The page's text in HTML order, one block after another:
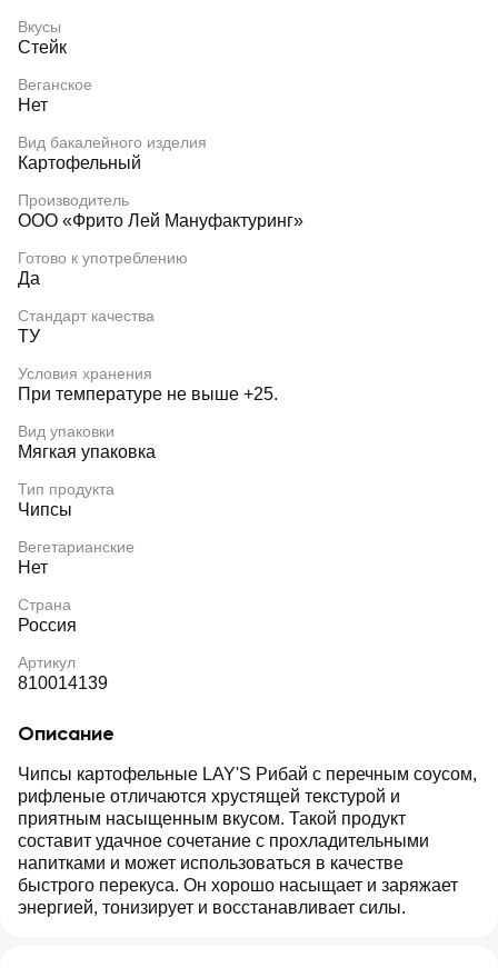
Вкусы
Стейк
Веганское
Нет
Вид бакалейного изделия
Картофельный
Производитель
ООО «Фрито Лей Мануфактуринг»
Готово к употреблению
Да
Стандарт качества
ТУ
Условия хранения
При температуре не выше +25.
Вид упаковки
Мягкая упаковка
Тип продукта
Чипсы
Вегетарианские
Нет
Страна
Россия
Артикул
810014139
Описание
Чипсы картофельные LAY'S Рибай с перечным соусом,
рифленые отличаются хрустящей текстурой и
приятным насыщенным вкусом. Такой продукт
составит удачное сочетание с прохладительными
напитками и может использоваться в качестве
быстрого перекуса. Он хорошо насыщает и заряжает
энергией, тонизирует и восстанавливает силы.